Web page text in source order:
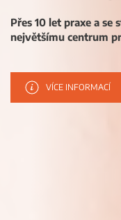
Přes 10 let praxe a
největšímu centrum
VÍCE INFORMACÍ